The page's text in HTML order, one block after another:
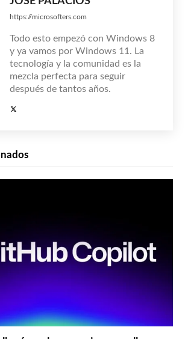
https://microsofters.com
Todo esto empezó con Windows 8
y ya vamos por Windows 11. La
tecnología y la comunidad es la
mezcla perfecta para seguir
después de tantos años.